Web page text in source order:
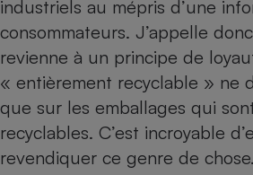
industriels au mépris d’une
consommateurs. J’appelle
revienne à un principe de
« entièrement recyclable » ne
que sur les emballages qui
recyclables. C’est incroyable
revendiquer ce genre de chose.